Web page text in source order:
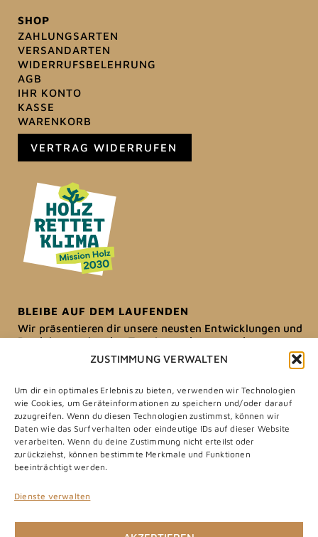
ZUSTIMMUNG VERWALTEN
Um dir ein optimales Erlebnis zu bieten, verwenden wir Technologien
wie Cookies, um Geräteinformationen zu speichern und/oder darauf
zuzugreifen. Wenn du diesen Technologien zustimmst, können wir
Daten wie das Surfverhalten oder eindeutige IDs auf dieser Website
verarbeiten. Wenn du deine Zustimmung nicht erteilst oder
zurückziehst, können bestimmte Merkmale und Funktionen
beeinträchtigt werden.
Dienste verwalten
SHOP
ZAHLUNGSARTEN
VERSANDARTEN
WIDERRUFSBELEHRUNG
AGB
IHR KONTO
KASSE
WARENKORB
VERTRAG WIDERRUFEN
BLEIBE AUF DEM LAUFENDEN
Wir präsentieren dir unsere neusten Entwicklungen und
Produkte, verkünden Termine und spannende
Dankeschön 15% Rabatt für deinen ersten Einkauf in
unserem Online-Shop.
JETZT ANMELDEN
© 2026 LACKER NATURE